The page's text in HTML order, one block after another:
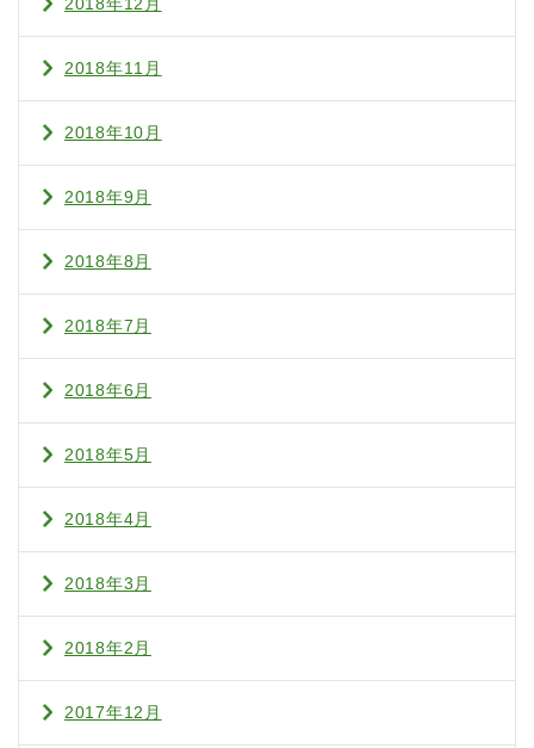
2018年11月
2018年10月
2018年9月
2018年8月
2018年7月
2018年6月
2018年5月
2018年4月
2018年3月
2018年2月
2017年12月